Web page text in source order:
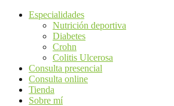
Especialidades
Nutrición deportiva
Diabetes
Crohn
Colitis Ulcerosa
Consulta presencial
Consulta online
Tienda
Sobre mí